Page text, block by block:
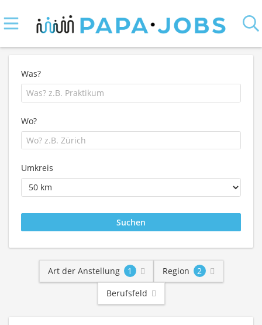
Was?
Wo?
Umkreis
Art der Anstellung 1 Region
2
Berufsfeld